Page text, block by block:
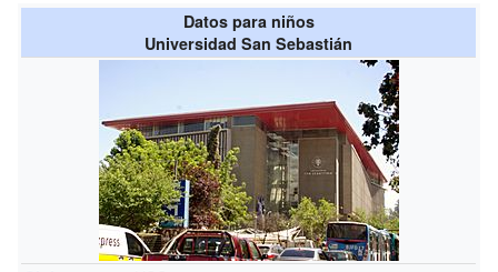
Datos para niños
Universidad San Sebastián